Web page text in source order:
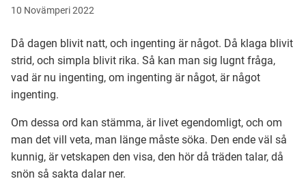
Davvisámegiella (Nordsamiska)
Bidumsámegiella (Pitesamiska)
Ubmejesámiengiälla (Umesamiska)
Kaale (Romska)
10 Novämperi2022
Då dagen blivit natt, och ingenting är något. Då klaga blivit
strid, och simpla blivit rika. Så kan man sig lugnt fråga,
vad är nu ingenting, om ingenting är något, är något
ingenting.
Om dessa ord kan stämma, är livet egendomligt, och om
man det vill veta, man länge måste söka. Den ende väl så
kunnig, är vetskapen den visa, den hör då träden talar, då
snön så sakta dalar ner.